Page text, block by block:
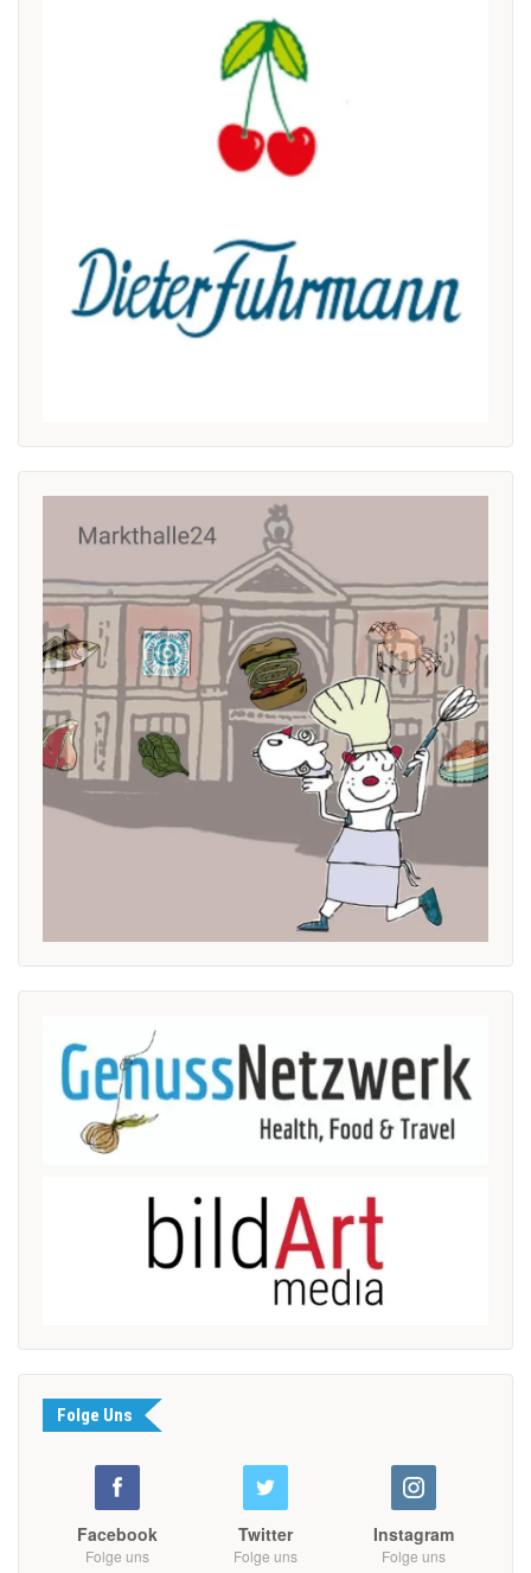
Folge Uns
Facebook
Folge uns
Twitter
Folge uns
Instagram
Folge uns